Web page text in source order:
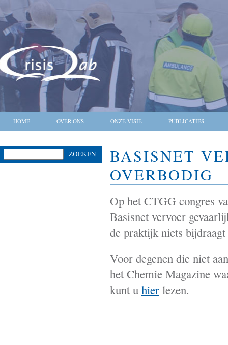
HOME OVER ONS ONZE VISIE PUBLICATIES
ZOEKEN
BASISNET
OVERBODIG
Op het CTGG congres
Basisnet vervoer
de praktijk niets
Voor degenen die niet
het Chemie Magazine
kunt u hier lezen.